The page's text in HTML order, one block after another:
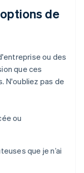
de
ou des
que ces
N'oubliez pas de
ou
que je n’ai